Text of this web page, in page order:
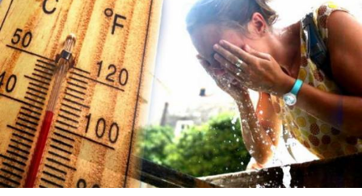
Zbog ekstremno visokih temperatura, nadležni pozivaju
građane na dodatni oprez. Preporučuje se redovna
hidratacija, izbjegavanje boravka na otvorenom u
najtoplijem dijelu dana, nošenje lagane i svijetle odjeće te
zaštita od direktnog sunčevog zračenja.
Poseban oprez savjetuje sestarijim osobama, djeci,
hroničnim bolesnicima i svima koji rade na otvorenom
,
uz preporuku da se pridržavaju savjeta ljekara i, ukoliko je
moguće, borave u rashlađenim prostorijama tokom